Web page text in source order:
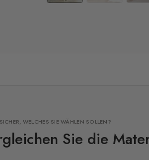
WELCHES SIE WÄHLEN SOLLEN?
Sie die